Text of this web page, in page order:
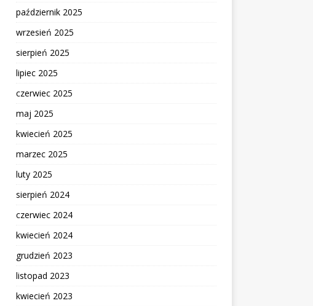
październik 2025
wrzesień 2025
sierpień 2025
lipiec 2025
czerwiec 2025
maj 2025
kwiecień 2025
marzec 2025
luty 2025
sierpień 2024
czerwiec 2024
kwiecień 2024
grudzień 2023
listopad 2023
kwiecień 2023